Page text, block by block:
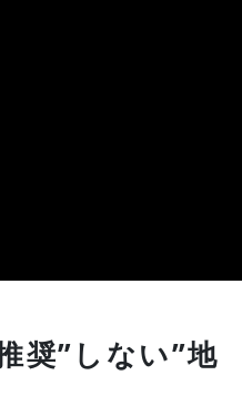
奨”しない”地